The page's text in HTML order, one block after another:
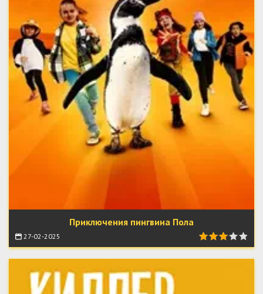
Приключения пингвина Пола
27-02-2025